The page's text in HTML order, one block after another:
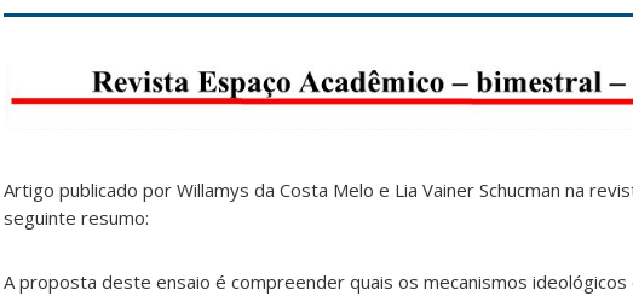
Artigo publicado por Willamys da Costa Melo e Lia Vainer Schucman na
seguinte resumo:
A proposta deste ensaio é compreender quais os mecanismos ideológicos